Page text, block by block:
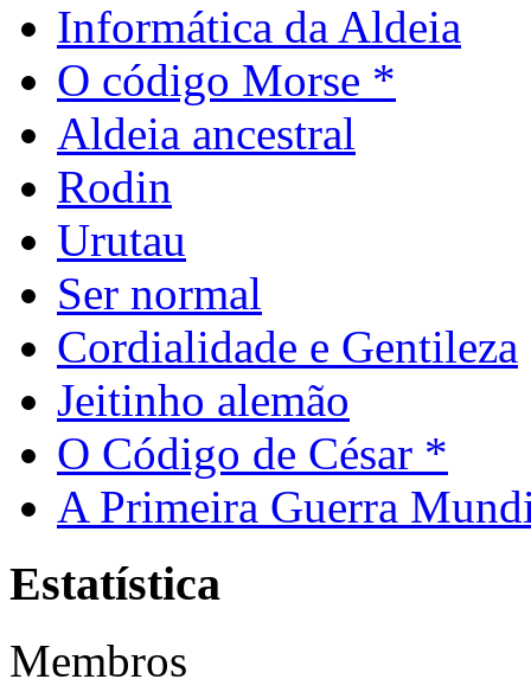
Informática da Aldeia
O código Morse *
Aldeia ancestral
Rodin
Urutau
Ser normal
Cordialidade e Gentileza
Jeitinho alemão
O Código de César *
A Primeira Guerra
Estatística
Membros